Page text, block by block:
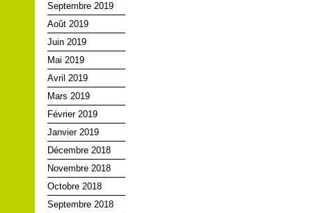
Septembre 2019
Août 2019
Juin 2019
Mai 2019
Avril 2019
Mars 2019
Février 2019
Janvier 2019
Décembre 2018
Novembre 2018
Octobre 2018
Septembre 2018